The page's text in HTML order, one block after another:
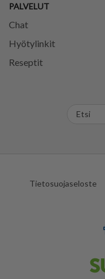
PALVELUT
Chat
Hyötylinkit
Reseptit
Tietosuojaseloste